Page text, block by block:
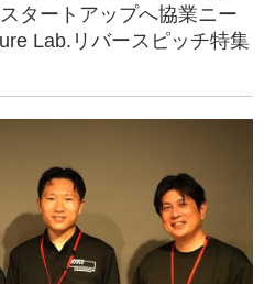
タートアップへ協業ニー
Lab.リバースピッチ特集